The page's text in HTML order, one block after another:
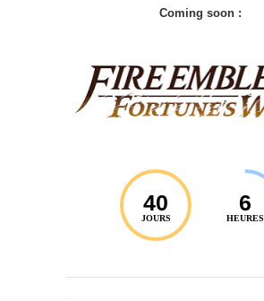
Coming soon :
40
JOURS
6
HEURES